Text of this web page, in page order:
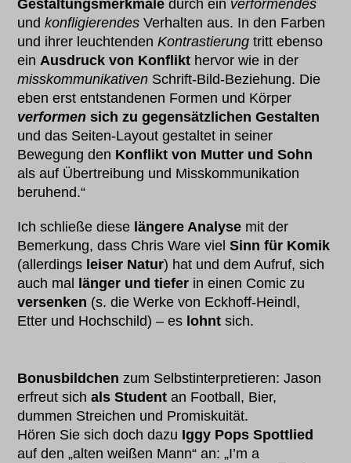
Gestaltungsmerkmaledurch ein verformendes
undkonfligierendesVerhalten aus. In den Farben
und ihrer leuchtendenKontrastierungtritt ebenso
einAusdruck von Konflikt hervor wie in der
misskommunikativen Schrift-Bild-Beziehung. Die
eben erst entstandenen Formen und Körper
verformensich zu gegensätzlichen Gestalten
und das Seiten-Layout gestaltet in seiner
Bewegung den Konflikt von Mutter und Sohn
als auf Übertreibung und Misskommunikation
beruhend.“
Ich schließe diese längere Analyse mit der
Bemerkung, dass Chris Ware vielSinn für Komik
(allerdings leiser Natur) hat und dem Aufruf, sich
auch mal
länger und tiefer in einen Comic zu
versenken (s. die Werke von Eckhoff-Heindl,
Etter und Hochschild) – es lohnt sich.
Bonusbildchen zum Selbstinterpretieren: Jason
erfreut sichals Student an Football, Bier,
dummen Streichen und Promiskuität.
Hören Sie sich doch dazu Iggy Pops Spottlied
auf den „alten weißen Mann“ an: „I’m a